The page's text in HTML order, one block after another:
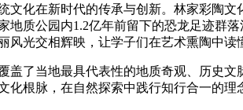
化在新时代的传承与创新。林家彩陶
质公园内1.2亿年前留下的恐龙足迹群
光交相辉映，让学子们在艺术熏陶中读
当地最具代表性的地质奇观、历史文
根脉，在自然探索中践行知行合一的